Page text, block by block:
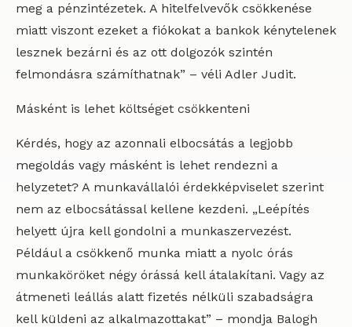
meg a pénzintézetek. A hitelfelvevők csökkenése
miatt viszont ezeket a fiókokat a bankok kénytelenek
lesznek bezárni és az ott dolgozók szintén
felmondásra számíthatnak” – véli Adler Judit.
Másként is lehet költséget csökkenteni
Kérdés, hogy az azonnali elbocsátás a legjobb
megoldás vagy másként is lehet rendezni a
helyzetet? A munkavállalói érdekképviselet szerint
nem az elbocsátással kellene kezdeni. „Leépítés
helyett újra kell gondolni a munkaszervezést.
Például a csökkenő munka miatt a nyolc órás
munkaköröket négy órássá kell átalakítani. Vagy az
átmeneti leállás alatt fizetés nélküli szabadságra
kell küldeni az alkalmazottakat” – mondja Balogh